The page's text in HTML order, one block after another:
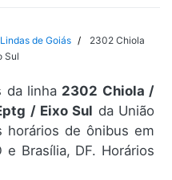
de Goiás
2302 Chiola
Sul
da linha 2302 Chiola /
/ Eixo Sul da União
horários de ônibus em
e Brasília, DF. Horários